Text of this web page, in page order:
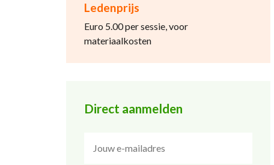
Ledenprijs
Euro 5.00 per sessie, voor
materiaalkosten
Direct aanmelden